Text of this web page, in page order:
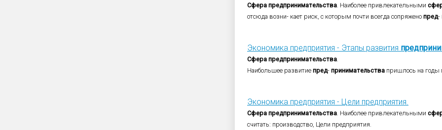
Сфера предпринимательства. Наиболее привлекательными
отсюда возни- кает риск, с которым почти всегда сопряжено пред-
Экономика предприятия - Этапы развития
Сфера предпринимательства.
Наибольшее развитие пред- принимательства пришлось на годы
Экономика предприятия - Цели предприятия.
Сфера предпринимательства. Наиболее привлекательными
считать: производство, Цели предприятия.